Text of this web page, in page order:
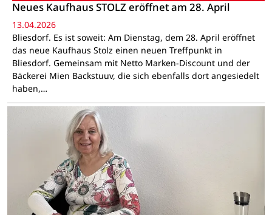
Neues Kaufhaus STOLZ eröffnet am 28. April
13.04.2026
Bliesdorf. Es ist soweit: Am Dienstag, dem 28. April eröffnet
das neue Kaufhaus Stolz einen neuen Treffpunkt in
Bliesdorf. Gemeinsam mit Netto Marken-Discount und der
Bäckerei Mien Backstuuv, die sich ebenfalls dort angesiedelt
haben,…